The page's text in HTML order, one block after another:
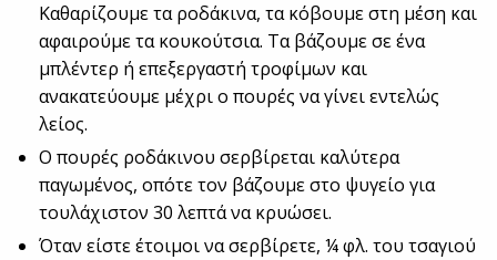
Καθαρίζουμε τα ροδάκινα, τα κόβουμε στη μέση και
αφαιρούμε τα κουκούτσια. Τα βάζουμε σε ένα
μπλέντερ ή επεξεργαστή τροφίμων και
ανακατεύουμε μέχρι ο πουρές να γίνει εντελώς
λείος.
Ο πουρές ροδάκινου σερβίρεται καλύτερα
παγωμένος, οπότε τον βάζουμε στο ψυγείο για
τουλάχιστον 30 λεπτά να κρυώσει.
Όταν είστε έτοιμοι να σερβίρετε, ¼ φλ. του τσαγιού